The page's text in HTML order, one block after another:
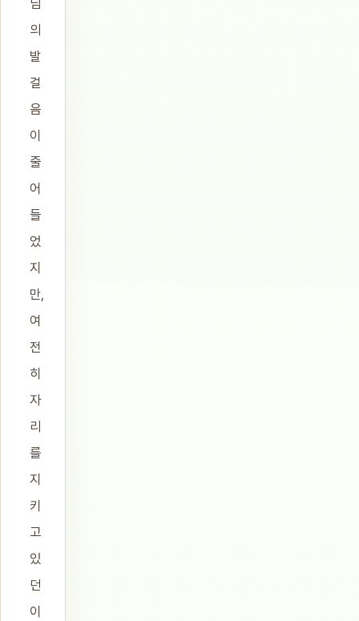
님
의
발
걸
음
이
줄
어
들
었
지
만,
여
전
히
자
리
를
지
키
고
있
던
이